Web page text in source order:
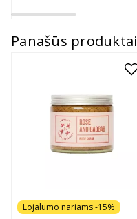
Panašūs produktai
Lojalumo nariams -15%